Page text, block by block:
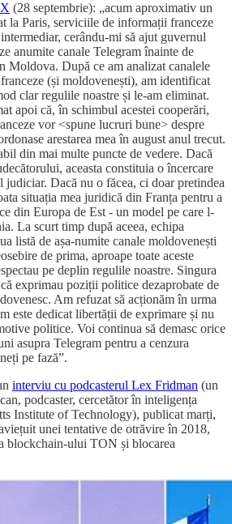
X (28 septembrie): „acum aproximativ un
la Paris, serviciile de informații franceze
cerându-mi să ajut guvernul
anumite canale Telegram înainte de
Moldova. După ce am analizat canalele
(și moldovenești), am identificat
clar regulile noastre și le-am eliminat.
apoi că, în schimbul acestei cooperări,
vor <spune lucruri bune> despre
arestarea mea în august anul trecut.
din mai multe puncte de vedere. Dacă
aceasta constituia o încercare
judiciar. Dacă nu o făcea, ci doar pretindea
situația mea juridică din Franța pentru a
din Europa de Est - un model pe care l-
La scurt timp după aceea, echipa
listă de așa-numite canale moldovenești
de prima, aproape toate aceste
pe deplin regulile noastre. Singura
exprimau poziții politice dezaprobate de
Am refuzat să acționăm în urma
este dedicat libertății de exprimare și nu
politice. Voi continua să demasc orice
asupra Telegram pentru a cenzura
pe fază”.
interviu cu podcasterul Lex Fridman (un
podcaster, cercetător în inteligența
Institute of Technology), publicat marți,
unei tentative de otrăvire în 2018,
blockchain-ului TON și blocarea